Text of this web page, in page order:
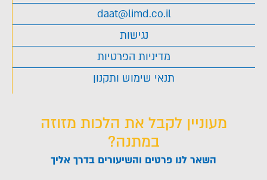
daat@limd.co.il
נגישות
מדיניות הפרטיות
תנאי שימוש ותקנון
מעוניין לקבל את הלכות מזוזה
במתנה?
השאר לנו פרטים והשיעורים בדרך אליך